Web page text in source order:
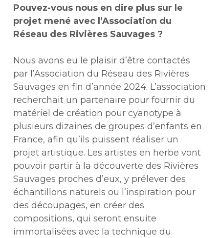
Pouvez-vous nous en dire plus sur le
projet mené avec l’Association du
Réseau des Rivières Sauvages ?
Nous avons eu le plaisir d’être contactés
par l’Association du Réseau des Rivières
Sauvages en fin d’année 2024. L’association
recherchait un partenaire pour fournir du
matériel de création pour cyanotype à
plusieurs dizaines de groupes d’enfants en
France, afin qu’ils puissent réaliser un
projet artistique. Les artistes en herbe vont
pouvoir partir à la découverte des Rivières
Sauvages proches d’eux, y prélever des
échantillons naturels ou l’inspiration pour
des découpages, en créer des
compositions, qui seront ensuite
immortalisées avec la technique du